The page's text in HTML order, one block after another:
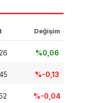
Değişim
%0,06
%-0,13
%-0,04